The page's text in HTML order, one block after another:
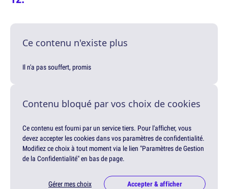
Ce contenu n'existe plus
Il n'a pas souffert, promis
Contenu bloqué par vos choix de cookies
Ce contenu est fourni par un service tiers. Pour l'afficher, vous
devez accepter les cookies dans vos paramètres de confidentialité.
Modifiez ce choix à tout moment via le lien "Paramètres de Gestion
de la Confidentialité" en bas de page.
Gérer mes choix Accepter & afficher